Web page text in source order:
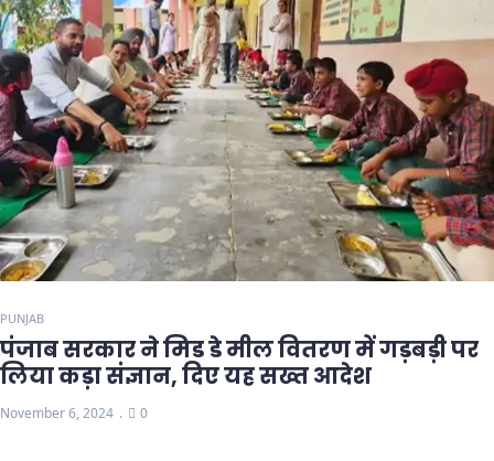
PUNJAB
पंजाब सरकार ने मिड डे मील वितरण में गड़बड़ी पर
लिया कड़ा संज्ञान, दिए यह सख्त आदेश
November 6, 2024 0